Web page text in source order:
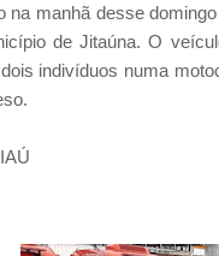
na manhã desse
de Jitaúna. O
indivíduos numa